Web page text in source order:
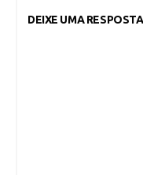
DEIXE UMA RESPOSTA